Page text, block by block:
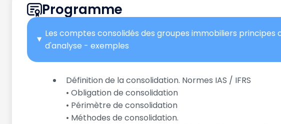
Programme
Les comptes consolidés des groupes immobiliers
d'analyse - exemples
Définition de la consolidation. Normes IAS / IFRS
• Obligation de consolidation
• Périmètre de consolidation
• Méthodes de consolidation.